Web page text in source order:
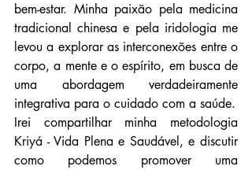
bem-estar. Minha paixão pela medicina
tradicional chinesa e pela iridologia me
levou a explorar as interconexões entre o
corpo, a mente e o espírito, em busca de
uma abordagem verdadeiramente
integrativa para o cuidado com a saúde.
Irei compartilhar minha metodologia
Kriyá - Vida Plena e Saudável, e discutir
como podemos promover uma